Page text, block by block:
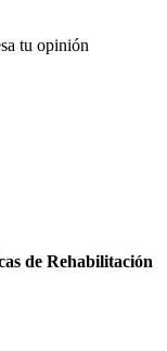
tu opinión
de Rehabilitación